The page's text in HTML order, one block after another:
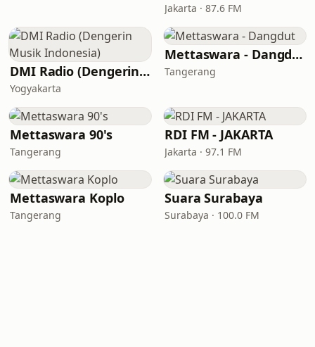
Jakarta · 87.6 FM
DMI Radio (Dengerin Musik Indonesia)
Yogyakarta
Mettaswara - Dangdut
Tangerang
Mettaswara 90's
Tangerang
RDI FM - JAKARTA
Jakarta · 97.1 FM
Mettaswara Koplo
Tangerang
Suara Surabaya
Surabaya · 100.0 FM